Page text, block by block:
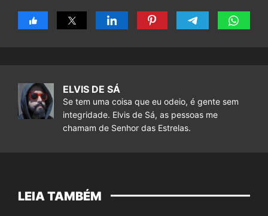
ELVIS DE SÁ
Se tem uma coisa que eu odeio, é gente sem
integridade. Elvis de Sá, as pessoas me
chamam de Senhor das Estrelas.
LEIA TAMBÉM